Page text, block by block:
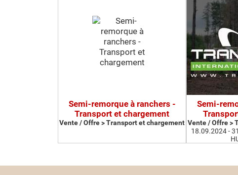
Semi-remorque à ranchers -
Transport et chargement
Vente / Offre > Transport et chargement
Semi-
Vente / Offre >
18.09.2024 -